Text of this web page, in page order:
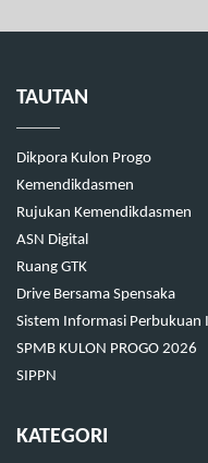
TAUTAN
Dikpora Kulon Progo
Kemendikdasmen
Rujukan Kemendikdasmen
ASN Digital
Ruang GTK
Drive Bersama Spensaka
Sistem Informasi Perbukuan
SPMB KULON PROGO 2026
SIPPN
KATEGORI